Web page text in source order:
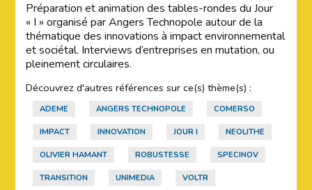
Préparation et animation des tables-rondes du Jour
« I » organisé par Angers Technopole autour de la
thématique des innovations à impact environnemental
et sociétal. Interviews d’entreprises en mutation, ou
pleinement circulaires.
Découvrez d'autres références sur ce(s) thème(s) :
ADEME ANGERS TECHNOPOLE COMERSO
IMPACT INNOVATION JOUR I NEOLITHE
OLIVIER HAMANT ROBUSTESSE SPECINOV
TRANSITION UNIMEDIA VOLTR